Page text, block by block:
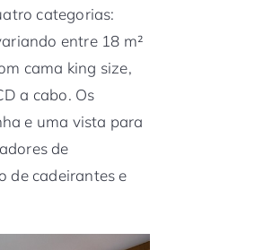
categorias:
entre 18 m²
cama king size,
a cabo. Os
e uma vista para
de
de cadeirantes e